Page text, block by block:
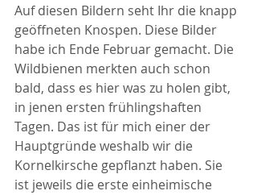
Auf diesen Bildern seht Ihr die knapp
geöffneten Knospen. Diese Bilder
habe ich Ende Februar gemacht. Die
Wildbienen merkten auch schon
bald, dass es hier was zu holen gibt,
in jenen ersten frühlingshaften
Tagen. Das ist für mich einer der
Hauptgründe weshalb wir die
Kornelkirsche gepflanzt haben. Sie
ist jeweils die erste einheimische